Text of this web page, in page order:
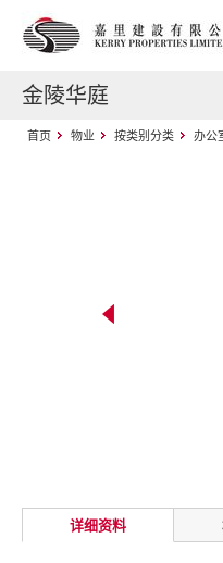
金陵华庭
首页 物业 按类别分类 办公
详细资料